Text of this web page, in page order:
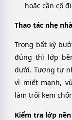
hoặc cần cố
Thao tác nhẹ
Trong bất kỳ
đúng thì lớp
dưới. Tương tự
vì miết mạnh,
làm trôi kem
Kiểm tra lớp